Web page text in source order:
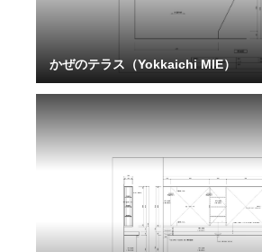
かぜのテラス（Yokkaichi MIE）